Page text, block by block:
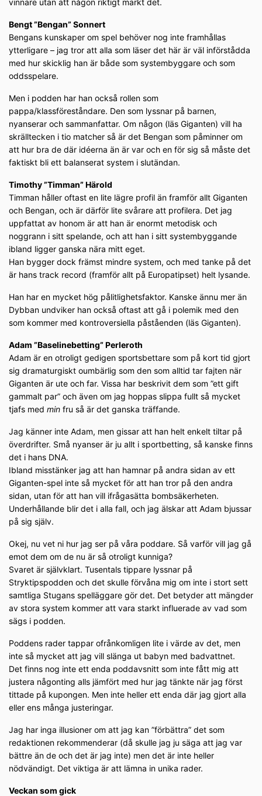
Bengt ”Bengan” Sonnert
Bengans kunskaper om spel behöver nog inte framhållas
ytterligare – jag tror att alla som läser det här är väl införstådda
med hur skicklig han är både som systembyggare och som
oddsspelare.
Men i podden har han också rollen som
pappa/klassföreståndare. Den som lyssnar på barnen,
nyanserar och sammanfattar. Om någon (läs Giganten) vill ha
skrälltecken i tio matcher så är det Bengan som påminner om
att hur bra de där idéerna än är var och en för sig så måste det
faktiskt bli ett balanserat system i slutändan.
Timothy ”Timman” Härold
Timman håller oftast en lite lägre profil än framför allt Giganten
och Bengan, och är därför lite svårare att profilera. Det jag
uppfattat av honom är att han är enormt metodisk och
noggrann i sitt spelande, och att han i sitt systembyggande
ibland ligger ganska nära mitt eget.
Han bygger dock främst mindre system, och med tanke på det
är hans track record (framför allt på Europatipset) helt lysande.
Han har en mycket hög pålitlighetsfaktor. Kanske ännu mer än
Dybban undviker han också oftast att gå i polemik med den
som kommer med kontroversiella påståenden (läs Giganten).
Adam ”Baselinebetting” Perleroth
Adam är en otroligt gedigen sportsbettare som på kort tid gjort
sig dramaturgiskt oumbärlig som den som alltid tar fajten när
Giganten är ute och far. Vissa har beskrivit dem som ”ett gift
gammalt par” och även om jag hoppas slippa fullt så mycket
tjafs med min fru så är det ganska träffande.
Jag känner inte Adam, men gissar att han helt enkelt tiltar på
överdrifter. Små nyanser är ju allt i sportbetting, så kanske finns
det i hans DNA.
Ibland misstänker jag att han hamnar på andra sidan av ett
Giganten-spel inte så mycket för att han tror på den andra
sidan, utan för att han vill ifrågasätta bombsäkerheten.
Underhållande blir det i alla fall, och jag älskar att Adam bjussar
på sig själv.
Okej, nu vet ni hur jag ser på våra poddare. Så varför vill jag gå
emot dem om de nu är så otroligt kunniga?
Svaret är självklart. Tusentals tippare lyssnar på
Stryktipspodden och det skulle förvåna mig om inte i stort sett
samtliga Stugans spelläggare gör det. Det betyder att mängder
av stora system kommer att vara starkt influerade av vad som
sägs i podden.
Poddens rader tappar ofrånkomligen lite i värde av det, men
inte så mycket att jag vill slänga ut babyn med badvattnet.
Det finns nog inte ett enda poddavsnitt som inte fått mig att
justera någonting alls jämfört med hur jag tänkte när jag först
tittade på kupongen. Men inte heller ett enda där jag gjort alla
eller ens många justeringar.
Jag har inga illusioner om att jag kan ”förbättra” det som
redaktionen rekommenderar (då skulle jag ju säga att jag var
bättre än de och det är jag inte) men det är inte heller
nödvändigt. Det viktiga är att lämna in unika rader.
Veckan som gick